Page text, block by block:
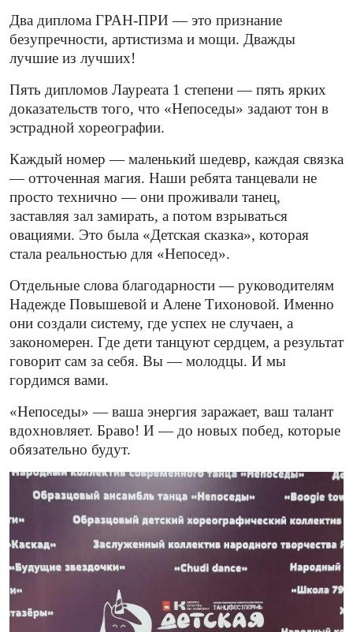
Два диплома ГРАН-ПРИ — это признание
безупречности, артистизма и мощи. Дважды
лучшие из лучших!
Пять дипломов Лауреата 1 степени — пять ярких
доказательств того, что «Непоседы» задают тон в
эстрадной хореографии.
Каждый номер — маленький шедевр, каждая связка
— отточенная магия. Наши ребята танцевали не
просто технично — они проживали танец,
заставляя зал замирать, а потом взрываться
овациями. Это была «Детская сказка», которая
стала реальностью для «Непосед».
Отдельные слова благодарности — руководителям
Надежде Повышевой и Алене Тихоновой. Именно
они создали систему, где успех не случаен, а
закономерен. Где дети танцуют сердцем, а результат
говорит сам за себя. Вы — молодцы. И мы
гордимся вами.
«Непоседы» — ваша энергия заражает, ваш талант
вдохновляет. Браво! И — до новых побед, которые
обязательно будут.